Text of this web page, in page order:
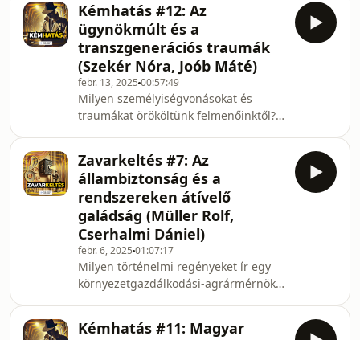
között? A krumplileves legyen
krumplileves? Eurokommunizmus,
moszkvai utasítások és a ’60-as évek
végére kifulladó eszmeiség: A magyar
kommunisták 1918-1989 című kötetről
annak szerzőjével, Papp Istvánnal,
Levéltárunk Tudományos
Főosztályának vezetőjével, és Takács R
Kémhatás #12: Az
ügynökmúlt és a
transzgenerációs traumák
(Szekér Nóra, Joób Máté)
febr. 13, 2025 00:57:49
Milyen személyiségvonásokat és
traumákat örököltünk felmenőinktől?
öröksége? Mik az elsődleges
traumaképző események a magyar
történelemben? Ügynöksorsok,
személyes tragédiák és tönkrement
életek: az ÁBTL februárban induló,
Történelmi terheink címet viselő
beszélgetéssorozata kapcsán Joób
Máté evangélikus lelkésszel, a
Semmelweis Egyetem M
Zavarkeltés #7: Az
állambiztonság és a
rendszereken átívelő
galádság (Müller Rolf,
Cserhalmi Dániel)
febr. 6, 2025 01:07:17
Milyen történelmi regényeket ír egy
környezetgazdálkodási-agrármérnök?
erőszak kapcsolatáról, az ÁVH-t övező
Kémhatás #11: Magyar